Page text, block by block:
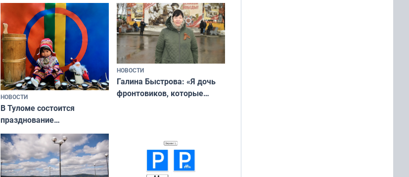
НОВОСТИ
В Туломе состоится
празднование
Международного дня
коренных народов мира
НОВОСТИ
Галина Быстрова: «Я дочь
фронтовиков, которые